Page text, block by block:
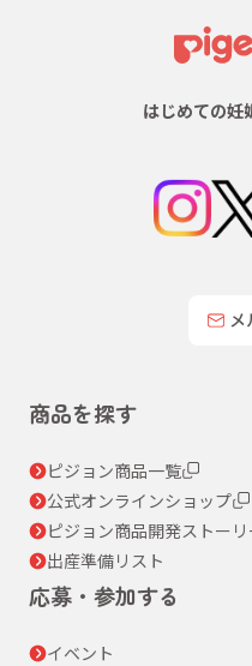
はじめての妊
メ
商品を探す
ピジョン商品一覧
公式オンラインショップ
ピジョン商品開発ストーリ
出産準備リスト
応募・参加する
イベント